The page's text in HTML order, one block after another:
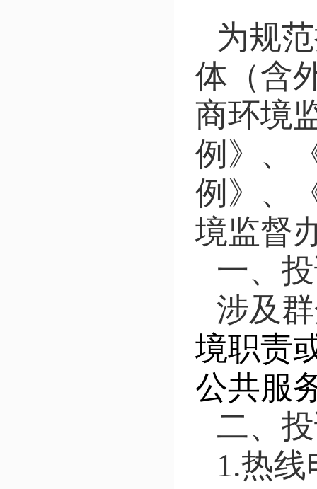
为规
体（含
商环境
例》、
例》、
境监督
一、
涉及
境职责
公共服
二、
1.热线